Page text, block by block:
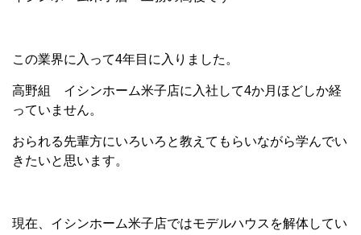
この業界に入って4年目に入りました。
高野組 イシンホーム米子店に入社して4か月ほどしか経
っていません。
おられる先輩方にいろいろと教えてもらいながら学んでい
きたいと思います。
現在、イシンホーム米子店ではモデルハウスを解体してい